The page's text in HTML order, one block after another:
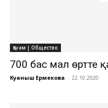
Қоғам | Общество
700 бас мал өртте
Куаныш Ермекова - 22.10.2020